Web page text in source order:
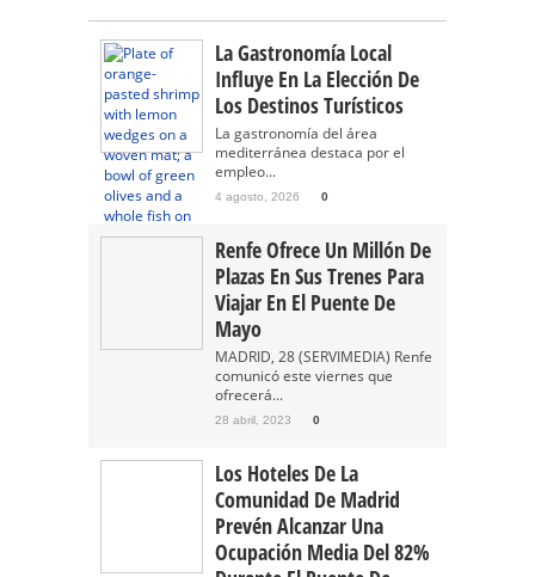
La Gastronomía Local
Influye En La Elección De
Los Destinos Turísticos
La gastronomía del área
mediterránea destaca por el
empleo...
4 agosto, 2026 0
Renfe Ofrece Un Millón De
Plazas En Sus Trenes Para
Viajar En El Puente De
Mayo
MADRID, 28 (SERVIMEDIA) Renfe
comunicó este viernes que
ofrecerá...
28 abril, 2023 0
Los Hoteles De La
Comunidad De Madrid
Prevén Alcanzar Una
Ocupación Media Del 82%